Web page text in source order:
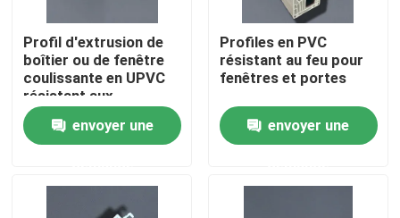
Contrôle de qualité
Contactez-nous
Profil d'extrusion de
boîtier ou de fenêtre
coulissante en UPVC
résistant aux
intempéries
envoyer une
Profiles en PVC
résistant au feu pour
fenêtres et portes
envoyer une